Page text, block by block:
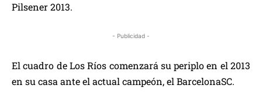
Pilsener 2013.
- Publicidad -
El cuadro de Los Ríos comenzará su periplo en el 2013
en su casa ante el actual campeón, el BarcelonaSC.